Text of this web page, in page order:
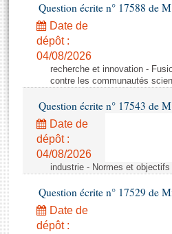
Projets de loi
Propositions de loi
Amendements
Textes adoptés
Rapports législatifs
Rapports sur l'application des lois
Baromètre de l’application des lois
Dossiers législatifs
Budget et sécurité sociale
Histoire
Juniors
Anciennes législatures
Contacts et plan d'accès
Photos libres de droit
Question écrite n° 17588 de
Date de
dépôt :
04/08/2026
recherche et innovation -
contre les communautés
Question écrite n° 17543 de
Date de
dépôt :
04/08/2026
industrie - Normes et
Question écrite n° 17529 de
Date de
dépôt :